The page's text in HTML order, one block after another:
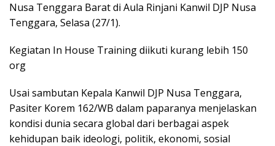
Nusa Tenggara Barat di Aula Rinjani Kanwil DJP Nusa
Tenggara, Selasa (27/1).
Kegiatan In House Training diikuti kurang lebih 150
org
Usai sambutan Kepala Kanwil DJP Nusa Tenggara,
Pasiter Korem 162/WB dalam paparanya menjelaskan
kondisi dunia secara global dari berbagai aspek
kehidupan baik ideologi, politik, ekonomi, sosial